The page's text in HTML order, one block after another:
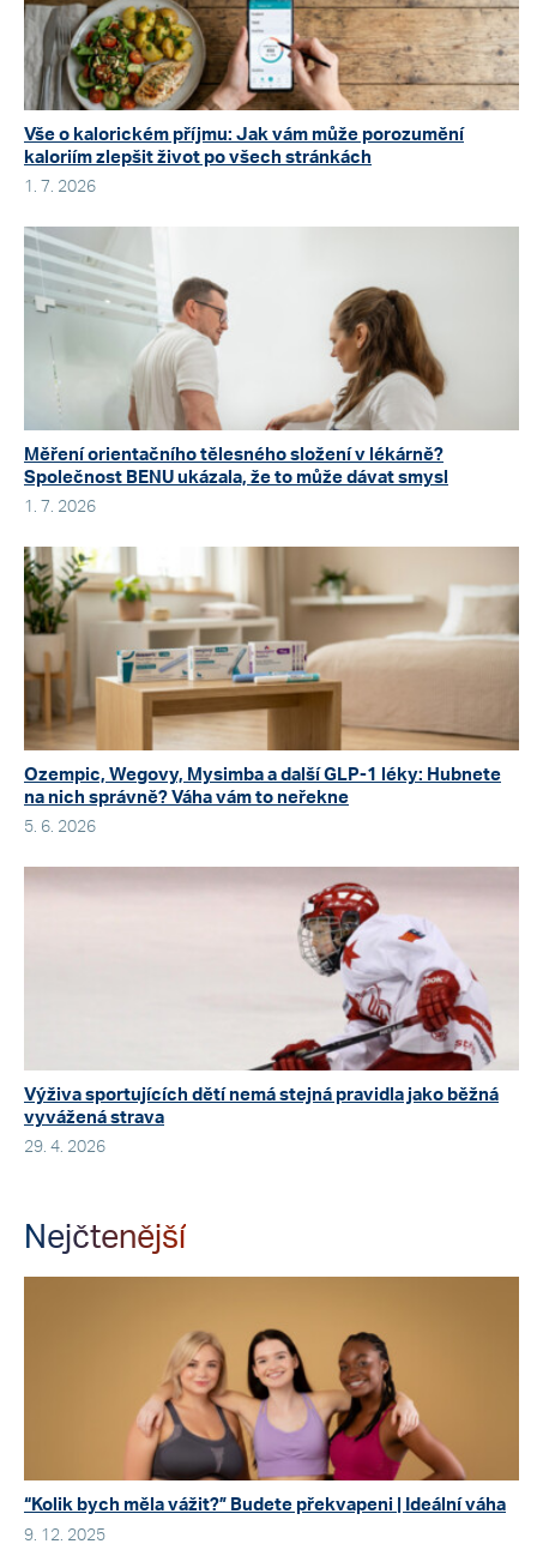
Vše o kalorickém příjmu: Jak vám může porozumění
kaloriím zlepšit život po všech stránkách
1. 7. 2026
Měření orientačního tělesného složení v lékárně?
Společnost BENU ukázala, že to může dávat smysl
1. 7. 2026
Ozempic, Wegovy, Mysimba a další GLP-1 léky: Hubnete
na nich správně? Váha vám to neřekne
5. 6. 2026
Výživa sportujících dětí nemá stejná pravidla jako běžná
vyvážená strava
29. 4. 2026
Nejčtenější
“Kolik bych měla vážit?” Budete překvapeni | Ideální váha
9. 12. 2025